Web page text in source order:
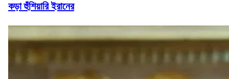
কড়া হুঁশিয়ারি ইরানের